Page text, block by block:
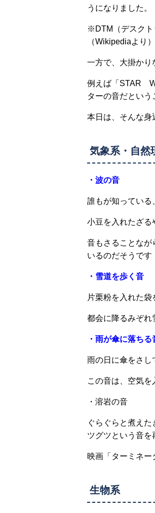
うになりました。
※DTM（デスクト
（Wikipediaより）
一方で、大掛かり
例えば「STAR
ターの音だという
本日は、そんな身
気象系・自然
・波の音
誰もが知っている
小豆を入れたざ
音もさることなが
いるのだそうです
・雪道を歩く音
片栗粉を入れた
都会に降るみぞれ
・雨が傘に落ちる
雨の日に傘をさし
この音は、空気を
・溶岩の音
ぐらぐらと煮え
ツグツという音を
映画「ターミネー
生物系